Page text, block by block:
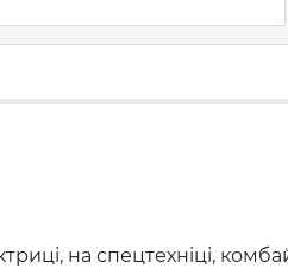
на спецтехніці,